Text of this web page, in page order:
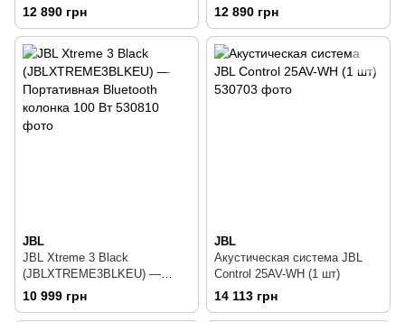
12 890 грн 12 890 грн
JBL
JBL Xtreme 3 Black
(JBLXTREME3BLKEU) —
Портативная Bluetooth
колонка 100 Вт
10 999 грн
JBL
Акустическая система JBL
Control 25AV-WH (1 шт)
14 113 грн